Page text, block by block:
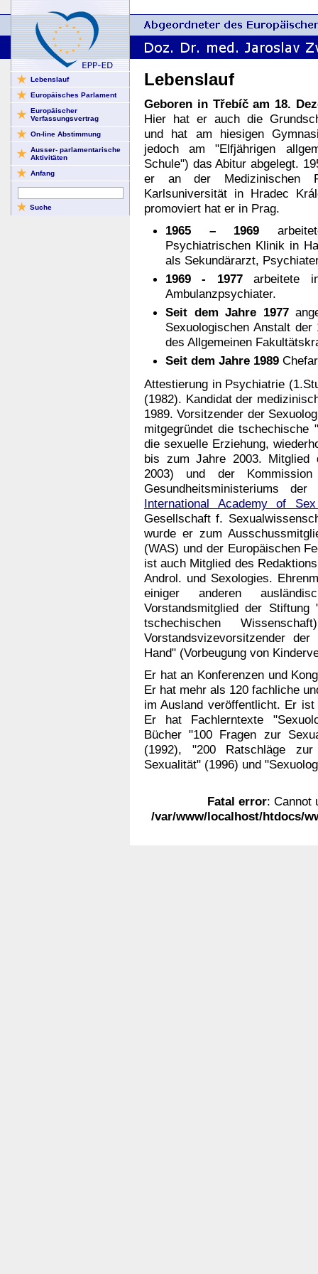
Lebenslauf
Europäisches Parlament
Europäischer
Verfassungsvertrag
On-line Abstimmung
Ausser- parlamentarische
Aktivitäten
Anfang
Lebenslauf
Geboren in Třebíč am 18.
Hier hat er auch die
und hat am hiesigen
jedoch am "Elfjährigen
Schule") das Abitur abgelegt.
er an der Medizinischen
Karlsuniversität in Hradec
promoviert hat er in Prag.
1965 – 1969
Psychiatrischen Klinik in
als Sekundärarzt,
1969 - 1977arbeitete
Ambulanzpsychiater.
Seit dem Jahre 1977
Sexuologischen Anstalt
des Allgemeinen
Seit dem Jahre 1989
Attestierung in Psychiatrie
(1982). Kandidat der
1989. Vorsitzender der
mitgegründet die tschechische
die sexuelle Erziehung,
bis zum Jahre 2003. Mitglied
2003) und der
Gesundheitsministeriums
International Academy of
Gesellschaft f.
wurde er zum
(WAS) und der Europäischen
ist auch Mitglied des
Androl. und Sexologies.
einiger anderen
Vorstandsmitglied der Stiftung
tschechischen
Vorstandsvizevorsitzender
Hand" (Vorbeugung von
Er hat an Konferenzen und
Er hat mehr als 120 fachliche
im Ausland veröffentlicht. Er
Er hat Fachlerntexte
Bücher "100 Fragen zur
(1992), "200 Ratschläge
Sexualität" (1996) und
Fatal error: Cannot
/var/www/localhost/htdocs/